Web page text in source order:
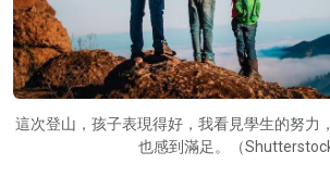
這次登山，孩子表現得好，我看見學生的努力
也感到滿足。（Shutterstock